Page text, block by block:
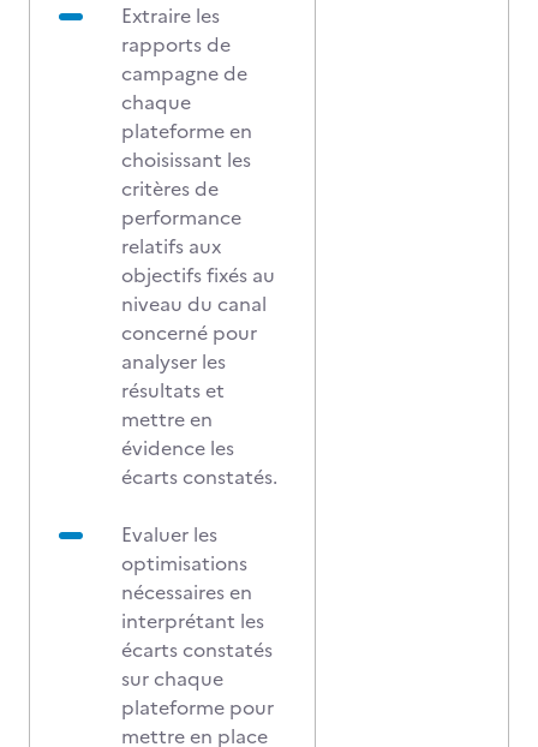
Extraire les
rapports de
campagne de
chaque
plateforme en
choisissant les
critères de
performance
relatifs aux
objectifs fixés au
niveau du canal
concerné pour
analyser les
résultats et
mettre en
évidence les
écarts constatés.
Evaluer les
optimisations
nécessaires en
interprétant les
écarts constatés
sur chaque
plateforme pour
mettre en place